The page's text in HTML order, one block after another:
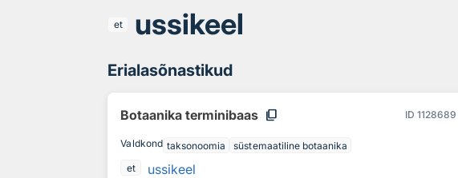
et ussikeel
Erialasõnastikud
Botaanika terminibaas content_copy ID 1128689
Valdkond taksonoomia
süstemaatiline botaanika
et
ussikeel